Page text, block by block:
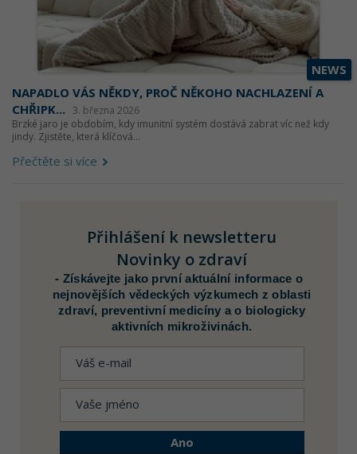
NEWS
NAPADLO VÁS NĚKDY, PROČ NĚKOHO NACHLAZENÍ A
CHŘIPK...
3. března 2026
Brzké jaro je obdobím, kdy imunitní systém dostává zabrat víc než kdy
jindy. Zjistěte, která klíčová...
Přečtěte si více
Přihlášení k newsletteru
Novinky o zdraví
- Získávejte jako první aktuální informace o
nejnovějších vědeckých výzkumech z oblasti
zdraví, preventivní medicíny a o biologicky
aktivních mikroživinách.